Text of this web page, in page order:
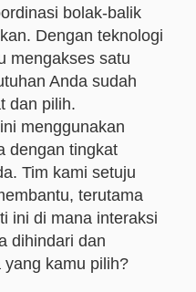
bolak-balik
Dengan teknologi
mengakses satu
Anda sudah
dan pilih.
menggunakan
dengan tingkat
Tim kami setuju
terutama
ini di mana interaksi
dihindari dan
kamu pilih?